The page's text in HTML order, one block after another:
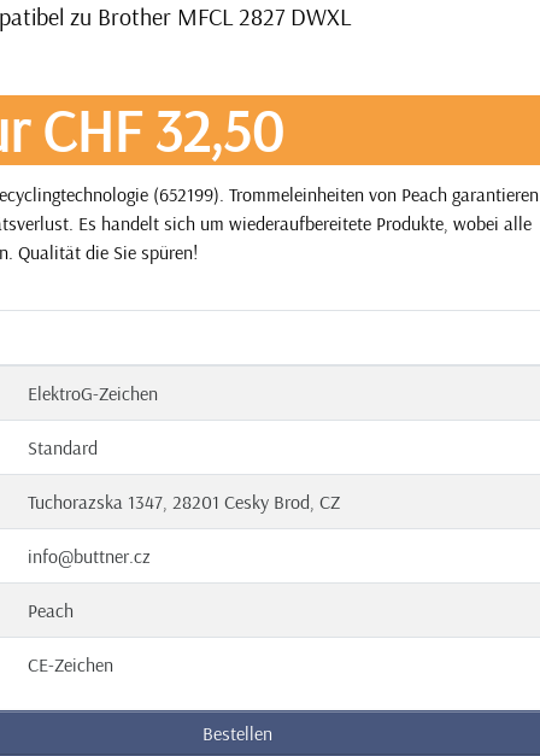
zu Brother MFCL 2827 DWXL
CHF 32,50
(652199). Trommeleinheiten von Peach garantieren
Es handelt sich um wiederaufbereitete Produkte, wobei alle
Qualität die Sie spüren!
ElektroG-Zeichen
Standard
Tuchorazska 1347, 28201 Cesky Brod, CZ
info@buttner.cz
Peach
CE-Zeichen
Bestellen